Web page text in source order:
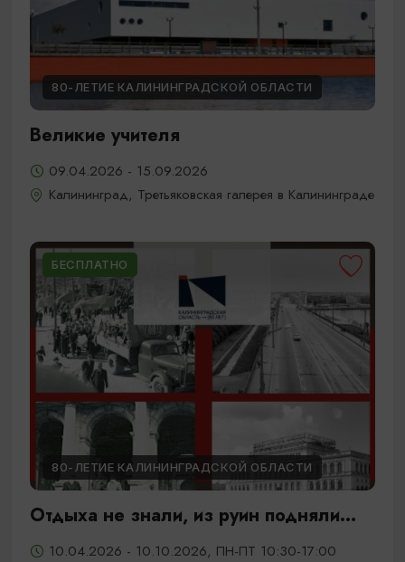
80-ЛЕТИЕ КАЛИНИНГРАДСКОЙ ОБЛАСТИ
Великие учителя
09.04.2026 - 15.09.2026
Калининград, Третьяковская галерея в Калининграде
БЕСПЛАТНО
80-ЛЕТИЕ КАЛИНИНГРАДСКОЙ ОБЛАСТИ
Отдыха не знали, из руин подняли...
10.04.2026 - 10.10.2026, ПН-ПТ 10:30-17:00